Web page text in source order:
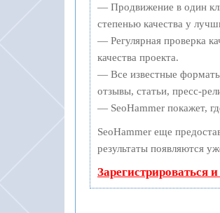
— Продвижение в один
степенью качества у
— Регулярная проверка
качества проекта.
— Все известные
отзывы, статьи, пресс-
— SeoHammer покажет,
SeoHammer еще
результаты появляются
Зарегистрироваться